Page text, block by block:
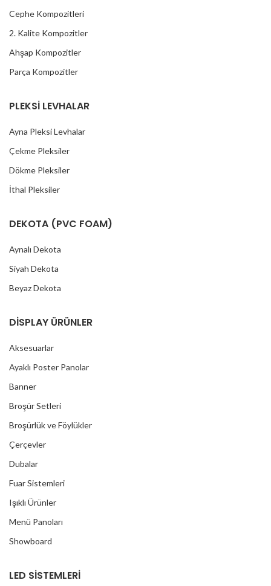
Cephe Kompozitleri
2. Kalite Kompozitler
Ahşap Kompozitler
Parça Kompozitler
PLEKSİ LEVHALAR
Ayna Pleksi Levhalar
Çekme Pleksiler
Dökme Pleksiler
İthal Pleksiler
DEKOTA (PVC FOAM)
Aynalı Dekota
Siyah Dekota
Beyaz Dekota
DİSPLAY ÜRÜNLER
Aksesuarlar
Ayaklı Poster Panolar
Banner
Broşür Setleri
Broşürlük ve Föylükler
Çerçevler
Dubalar
Fuar Sistemleri
Işıklı Ürünler
Menü Panoları
Showboard
LED SİSTEMLERİ